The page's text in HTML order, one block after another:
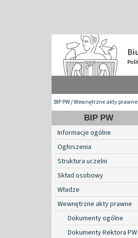
BIP PW/Wewnętrzne akty prawne
BIP PW
Informacje ogólne
Ogłoszenia
Struktura uczelni
Skład osobowy
Władze
Wewnętrzne akty prawne
Dokumenty ogólne
Dokumenty Rektora PW